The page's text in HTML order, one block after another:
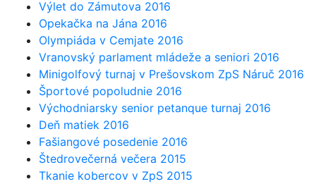
Výlet do Zámutova 2016
Opekačka na Jána 2016
Olympiáda v Cemjate 2016
Vranovský parlament mládeže a seniori 2016
Minigolfový turnaj v Prešovskom ZpS Náruč 2016
Športové popoludnie 2016
Východniarsky senior petanque turnaj 2016
Deň matiek 2016
Fašiangové posedenie 2016
Štedrovečerná večera 2015
Tkanie kobercov v ZpS 2015